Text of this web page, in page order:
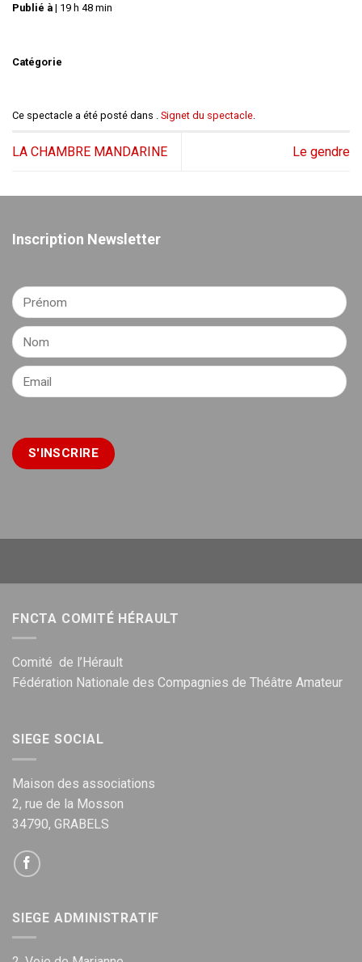
Publié à | 19 h 48 min
Catégorie
Ce spectacle a été posté dans . Signet du spectacle.
LA CHAMBRE MANDARINE Le gendre
Inscription Newsletter
FNCTA COMITÉ HÉRAULT
Comité de l’Hérault
Fédération Nationale des Compagnies de Théâtre Amateur
SIEGE SOCIAL
Maison des associations
2, rue de la Mosson
34790, GRABELS
SIEGE ADMINISTRATIF